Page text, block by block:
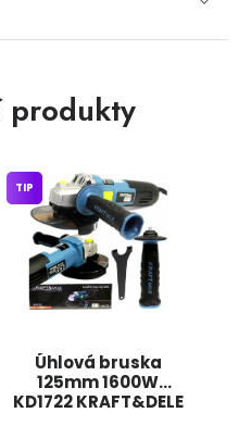
produkty
Úhlová bruska
125mm 1600W
KD1722 KRAFT&DELE
TIP